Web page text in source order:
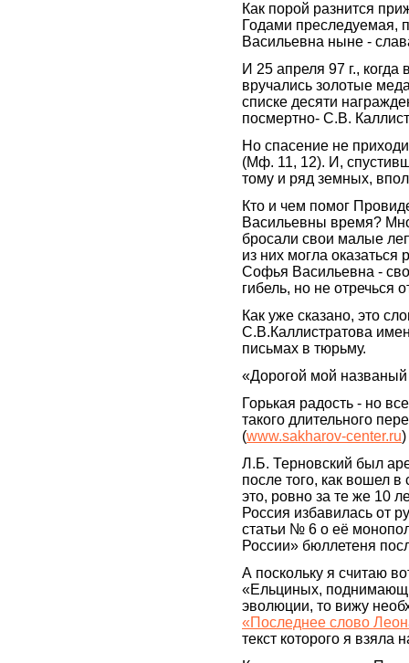
Как порой разнится
Годами преследуемая,
Васильевна ныне -
И 25 апреля 97 г.,
вручались золотые
списке десяти
посмертно- С.В.
Но спасение не
(Мф. 11, 12). И,
тому и ряд земных,
Кто и чем помог
Васильевны время?
бросали свои малые
из них могла
Софья Васильевна -
гибель, но не отречься
Как уже сказано, это
С.В.Каллистратова
письмах в тюрьму.
«Дорогой мой
Горькая радость - но
такого длительного
(www.sakharov-center.ru)
Л.Б. Терновский был
после того, как вошел
это, ровно за те же 10
Россия избавилась от
статьи № 6 о её
России» бюллетеня
А поскольку я считаю
«Ельциных,
эволюции, то вижу
«Последнее слово
текст которого я взяла